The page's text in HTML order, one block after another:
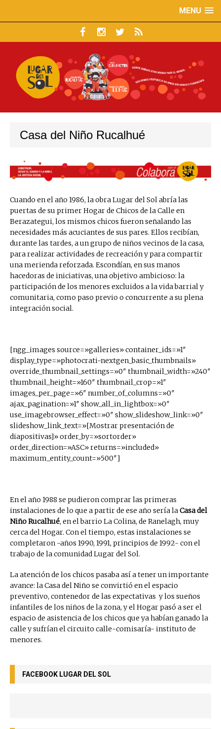
MENU
Casa del Niño Rucalhué
Cuando en el año 1986, la obra Lugar del Sol abría las
puertas de su primer Hogar de Chicos de la Calle en
Berazategui, los mismos chicos fueron señalando las
necesidades más acuciantes de sus pares. Ellos recibían,
durante las tardes, a un grupo de niños vecinos de la casa,
para realizar actividades de recreación y para compartir
una merienda reforzada. Escondían, en sus manos
hacedoras de iniciativas, una objetivo ambicioso: la
participación de los menores excluidos a la vida barrial y
comunitaria, como paso previo o concurrente a su plena
integración social.
[ngg_images source=»galleries» container_ids=»1″
display_type=»photocrati-nextgen_basic_thumbnails»
override_thumbnail_settings=»0″ thumbnail_width=»240″
thumbnail_height=»160″ thumbnail_crop=»1″
images_per_page=»6″ number_of_columns=»0″
ajax_pagination=»1″ show_all_in_lightbox=»0″
use_imagebrowser_effect=»0″ show_slideshow_link=»0″
slideshow_link_text=»[Mostrar presentación de
diapositivas]» order_by=»sortorder»
order_direction=»ASC» returns=»included»
maximum_entity_count=»500″]
En el año 1988 se pudieron comprar las primeras
instalaciones de lo que a partir de ese año sería laCasa del
Niño Rucalhué, en el barrio La Colina, de Ranelagh, muy
cerca del Hogar. Con el tiempo, estas instalaciones se
completaron -años 1990, 1991, principios de 1992- con el
trabajo de la comunidad Lugar del Sol.
La atención de los chicos pasaba así a tener un importante
avance: la Casa del Niño se convirtió en el espacio
preventivo, contenedor de las expectativas y los sueños
infantiles de los niños de la zona, y el Hogar pasó a ser el
espacio de asistencia de los chicos que ya habían ganado la
calle y sufrían el circuito calle-comisaría- instituto de
menores.
FACEBOOK LUGAR DEL SOL